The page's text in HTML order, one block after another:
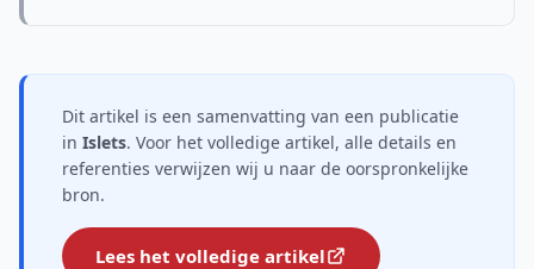
Dit artikel is een samenvatting van een publicatie
in Islets. Voor het volledige artikel, alle details en
referenties verwijzen wij u naar de oorspronkelijke
bron.
Lees het volledige artikel